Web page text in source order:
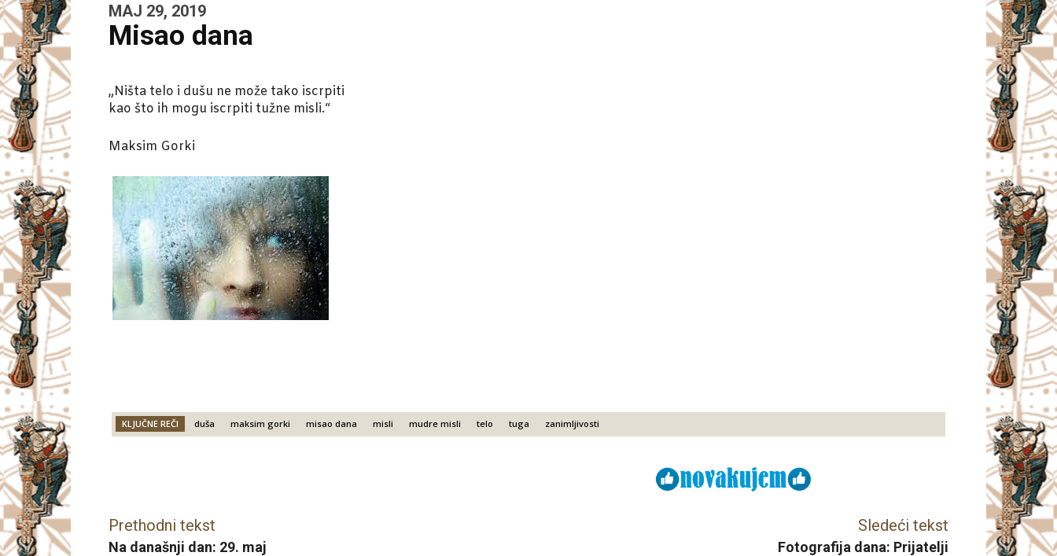
MAJ 29, 2019
Misao dana
„Ništa telo i dušu ne može tako iscrpiti
kao što ih mogu iscrpiti tužne misli.“
Maksim Gorki
KLJUČNE REČI duša maksim gorki misao dana misli mudre misli telo tuga zanimljivosti
Prethodni tekst
Na današnji dan: 29. maj
Sledeći tekst
Fotografija dana: Prijatelji